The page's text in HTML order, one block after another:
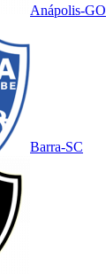
Anápolis-GO
Barra-SC